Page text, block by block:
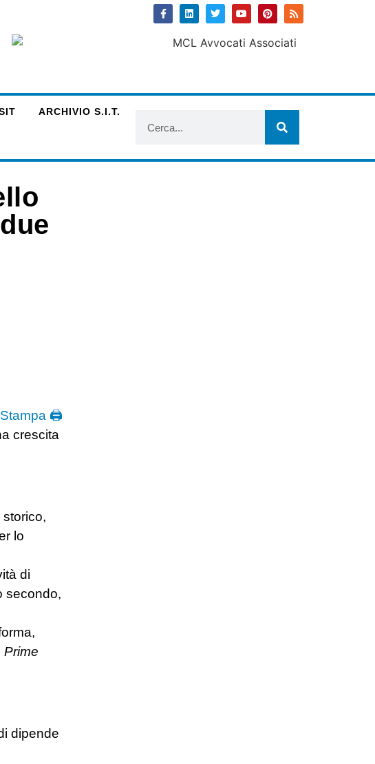
ARCHIVIO S.I.T.
Stampa 🖨
crescita
lo
di
secondo,
Prime
dipende